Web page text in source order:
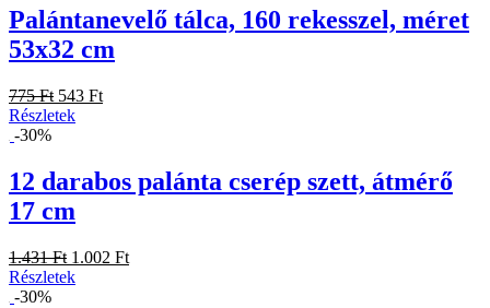
Palántanevelő tálca, 160 rekesszel, méret
53x32 cm
775 Ft 543 Ft
Részletek
-30%
12 darabos palánta cserép szett, átmérő
17 cm
1.431 Ft 1.002 Ft
Részletek
-30%